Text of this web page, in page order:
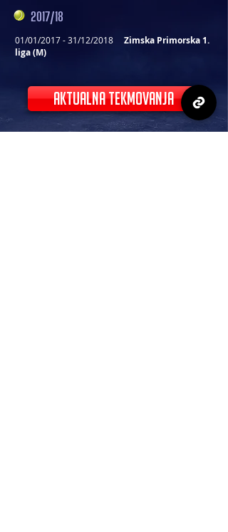
2017/18
01/01/2017 - 31/12/2018 Zimska Primorska 1.
liga (M)
AKTUALNA TEKMOVANJA